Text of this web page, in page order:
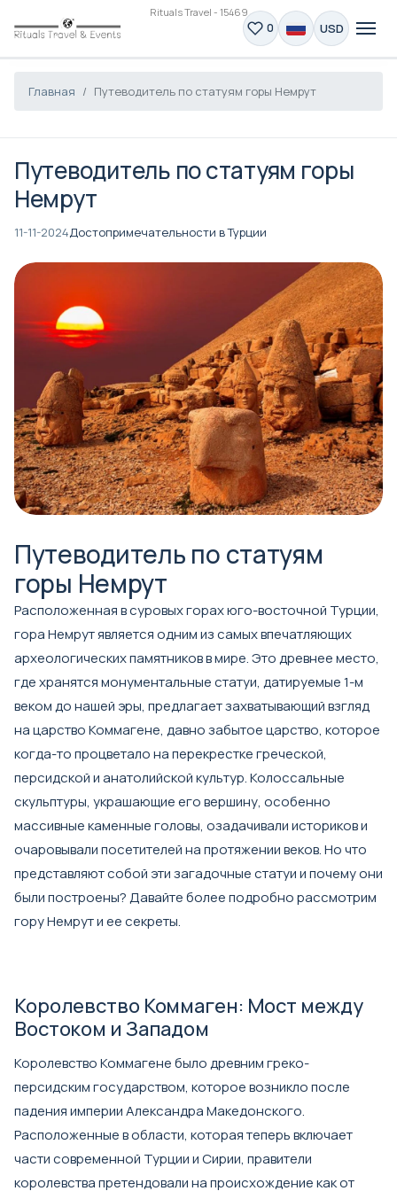
Rituals Travel - 15469
0 USD
Главная Путеводитель по статуям горы Немрут
Путеводитель по статуям горы
Немрут
11-11-2024Достопримечательности в Турции
Путеводитель по статуям
горы Немрут
Расположенная в суровых горах юго-восточной Турции,
гора Немрут является одним из самых впечатляющих
археологических памятников в мире. Это древнее место,
где хранятся монументальные статуи, датируемые 1-м
веком до нашей эры, предлагает захватывающий взгляд
на царство Коммагене, давно забытое царство, которое
когда-то процветало на перекрестке греческой,
персидской и анатолийской культур. Колоссальные
скульптуры, украшающие его вершину, особенно
массивные каменные головы, озадачивали историков и
очаровывали посетителей на протяжении веков. Но что
представляют собой эти загадочные статуи и почему они
были построены? Давайте более подробно рассмотрим
гору Немрут и ее секреты.
Королевство Коммаген: Мост между
Востоком и Западом
Королевство Коммагене было древним греко-
персидским государством, которое возникло после
падения империи Александра Македонского.
Расположенные в области, которая теперь включает
части современной Турции и Сирии, правители
королевства претендовали на происхождение как от